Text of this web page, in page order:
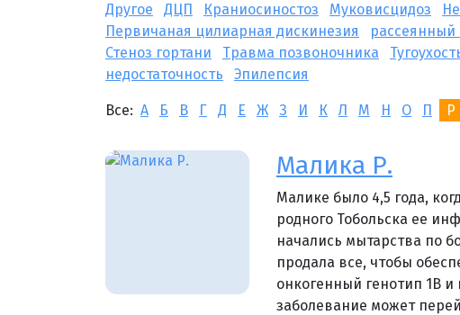
Другое
ДЦП Краниосиностоз Муковисцидоз
Первичаная цилиарная дискинезия
рассеянный
Стеноз гортани
Травма позвоночника
недостаточность
Эпилепсия
Все: А Б В Г Д Е Ж З И К Л М Н О П Р
Малика Р.
Малике было 4,5 года,
родного Тобольска ее
начались мытарства по
продала все, чтобы
онкогенный генотип 1B
заболевание может